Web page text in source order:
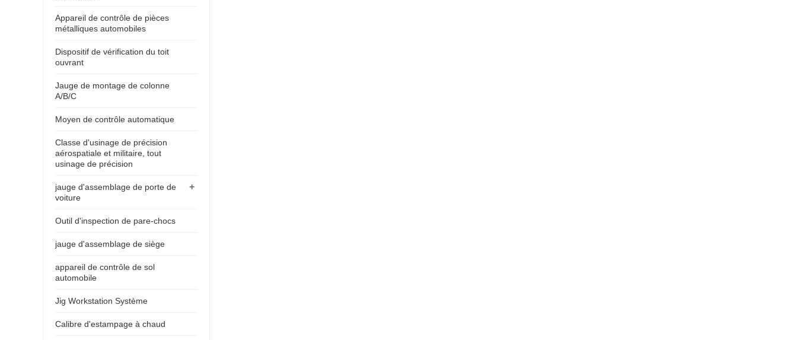
Appareil de contrôle de pièces
métalliques automobiles
Dispositif de vérification du toit
ouvrant
Jauge de montage de colonne
A/B/C
Moyen de contrôle automatique
Classe d'usinage de précision
aérospatiale et militaire, tout
usinage de précision
+
jauge d'assemblage de porte de
voiture
Outil d'inspection de pare-chocs
jauge d'assemblage de siège
appareil de contrôle de sol
automobile
Jig Workstation Système
Calibre d'estampage à chaud